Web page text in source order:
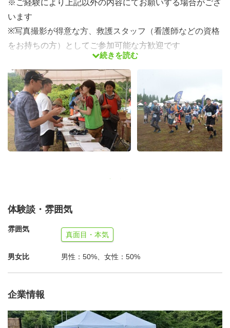
※ご経験により上記以外の内容にてお願いする場合がござ
います
※写真撮影が得意な方、救護スタッフ（看護師などの資格
をお持ちの方）としてご参加可能な方歓迎です
【活動時間】
7時30分～17時 予定
【服装】
動きやすい服装
屋外のため、レインウエアや寒暖差に備えた装備のご用意
【支給】
大会中の軽食（おにぎり2個程度、500ｍｌ飲料）
【その他】
駐車場あり（1日/500円)
お申込み後にご予定が変更になられた場合はご連絡をお願
ボランティア証明書をご希望の方は事前にお申し付けくだ
続きを読む
体験談・雰囲気
雰囲気
真面目・本気
男女比 男性：50%、女性：50%
企業情報